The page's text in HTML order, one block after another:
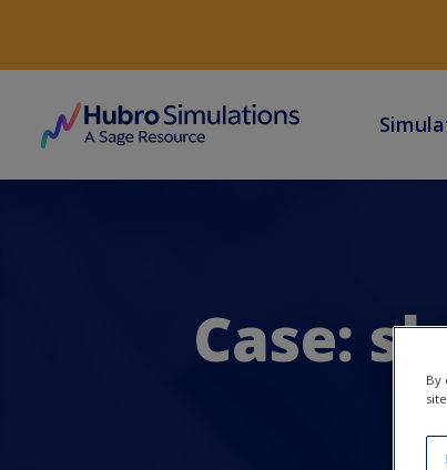
Case:
By